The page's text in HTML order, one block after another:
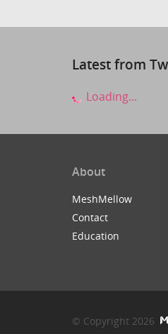
Latest from
Loading...
About
MeshMellow
Contact
Education
© Copyright 2026